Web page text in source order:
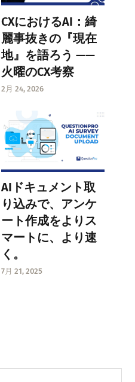
CXにおけるAI：綺
麗事抜きの『現在
地』を語ろう ——
火曜のCX考察
2月 24, 2026
AIドキュメント取
り込みで、アンケ
ート作成をよりス
マートに、より速
く。
7月 21, 2025